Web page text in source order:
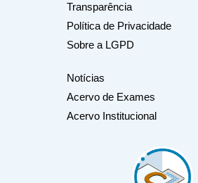
Transparência
Política de Privacidade
Sobre a LGPD
Notícias
Acervo de Exames
Acervo Institucional